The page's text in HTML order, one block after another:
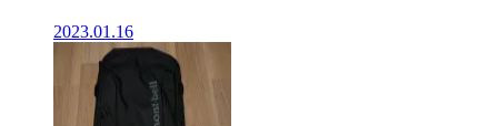
2023.01.16